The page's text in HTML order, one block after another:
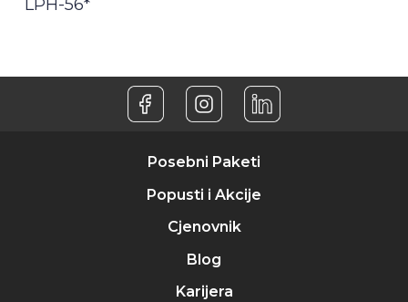
LPH-56*
Posebni Paketi
Popusti i Akcije
Cjenovnik
Blog
Karijera